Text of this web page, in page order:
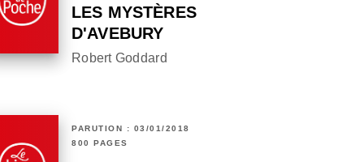
LES MYSTÈRES
D'AVEBURY
Robert Goddard
PARUTION : 03/01/2018
800 PAGES